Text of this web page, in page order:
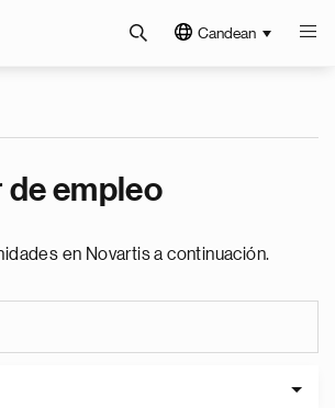
Candean
de empleo
en Novartis a continuación.